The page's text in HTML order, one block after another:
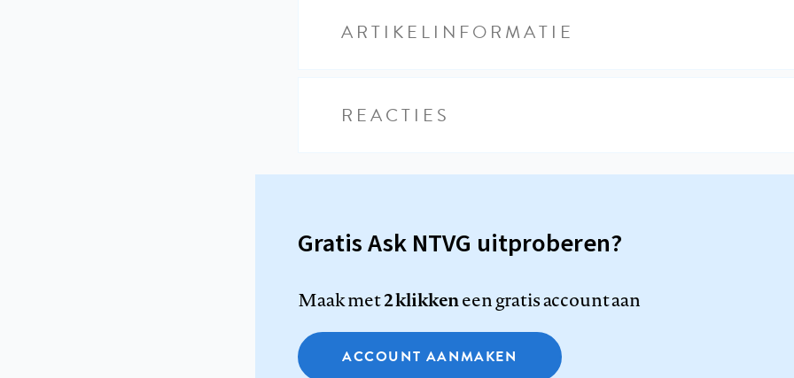
ARTIKELINFORMATIE
REACTIES
Gratis Ask NTVG uitproberen?
Maak met2 klikkeneen gratis account aan
ACCOUNT AANMAKEN